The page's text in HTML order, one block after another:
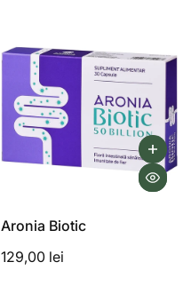
Aronia Biotic
129,00 lei